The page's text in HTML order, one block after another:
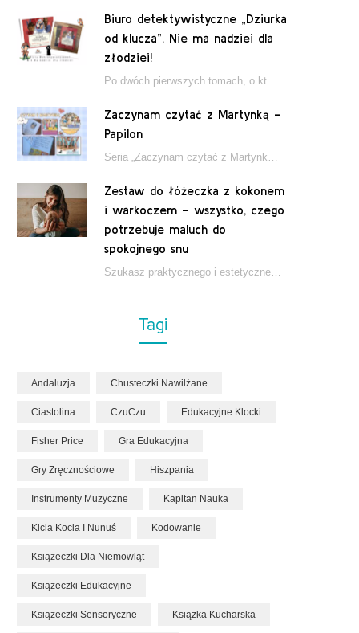
Biuro detektywistyczne „Dziurka
od klucza”. Nie ma nadziei dla
złodziei!
Zaczynam czytać z Martynką –
Papilon
Zestaw do łóżeczka z kokonem
i warkoczem – wszystko, czego
potrzebuje maluch do
spokojnego snu
Tagi
Andaluzja Chusteczki Nawilżane
Ciastolina CzuCzu Edukacyjne Klocki
Fisher Price Gra Edukacyjna
Gry Zręcznościowe Hiszpania
Instrumenty Muzyczne Kapitan Nauka
Kicia Kocia I Nunuś Kodowanie
Książeczki Dla Niemowląt
Książeczki Edukacyjne
Książeczki Sensoryczne Książka Kucharska